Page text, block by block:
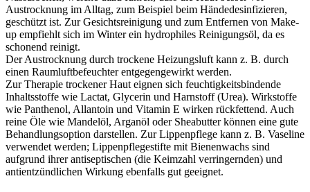
Austrocknung im Alltag, zum Beispiel beim Händedesinfizieren,
geschützt ist. Zur Gesichtsreinigung und zum Entfernen von Make-
up empfiehlt sich im Winter ein hydrophiles Reinigungsöl, da es
schonend reinigt.
Der Austrocknung durch trockene Heizungsluft kann z. B. durch
einen Raumluftbefeuchter entgegengewirkt werden.
Zur Therapie trockener Haut eignen sich feuchtigkeitsbindende
Inhaltsstoffe wie Lactat, Glycerin und Harnstoff (Urea). Wirkstoffe
wie Panthenol, Allantoin und Vitamin E wirken rückfettend. Auch
reine Öle wie Mandelöl, Arganöl oder Sheabutter können eine gute
Behandlungsoption darstellen. Zur Lippenpflege kann z. B. Vaseline
verwendet werden; Lippenpflegestifte mit Bienenwachs sind
aufgrund ihrer antiseptischen (die Keimzahl verringernden) und
antientzündlichen Wirkung ebenfalls gut geeignet.